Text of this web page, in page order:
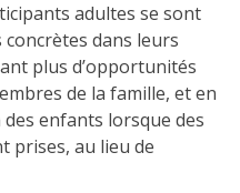
adultes se sont
dans leurs
plus d’opportunités
de la famille, et en
enfants lorsque des
prises, au lieu de